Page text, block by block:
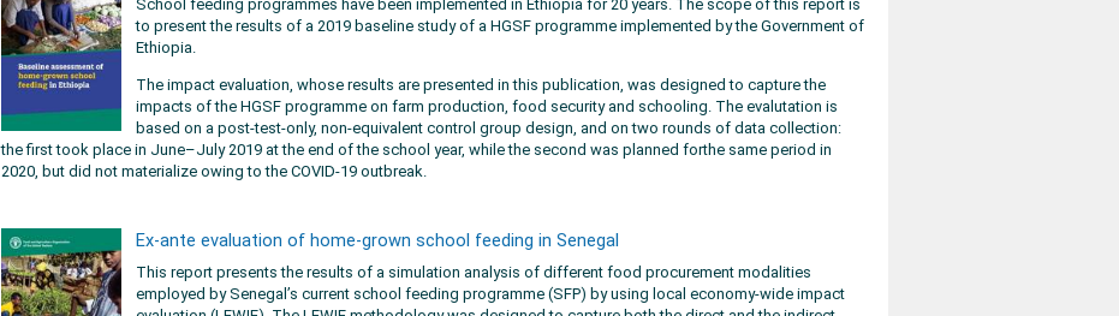
School feeding programmes have been implemented in Ethiopia for 20 years. The scope of this report is
to present the results of a 2019 baseline study of a HGSF programme implemented by the Government of
Ethiopia.
The impact evaluation, whose results are presented in this publication, was designed to capture the
impacts of the HGSF programme on farm production, food security and schooling. The evalutation is
based on a post-test-only, non-equivalent control group design, and on two rounds of data collection:
the first took place in June–July 2019 at the end of the school year, while the second was planned forthe same period in
2020, but did not materialize owing to the COVID-19 outbreak.
Ex-ante evaluation of home-grown school feeding in Senegal
This report presents the results of a simulation analysis of different food procurement modalities
employed by Senegal’s current school feeding programme (SFP) by using local economy-wide impact